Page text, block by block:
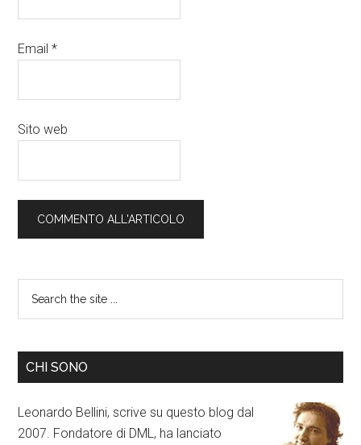
Email*
Sito web
CHI SONO
Leonardo Bellini, scrive su questo blog dal
2007. Fondatore di DML, ha lanciato